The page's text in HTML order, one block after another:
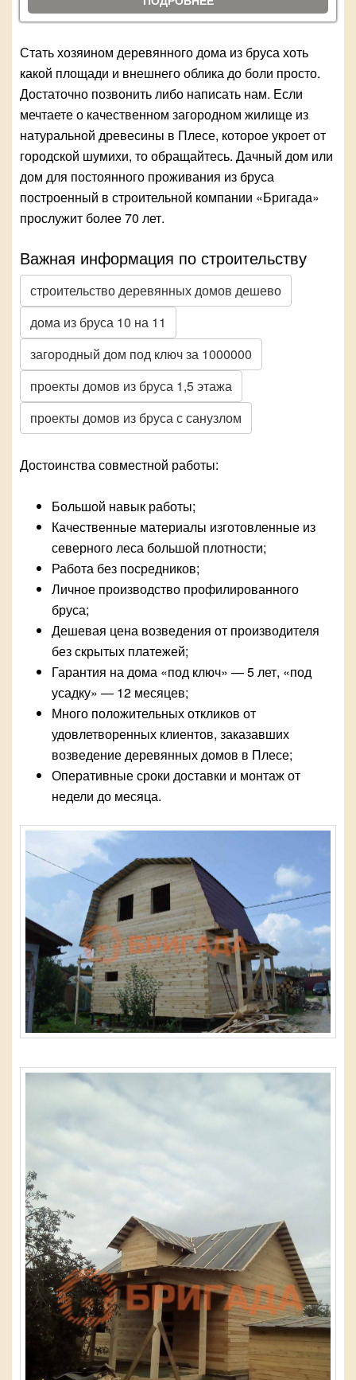
Стать хозяином деревянного дома из бруса хоть
какой площади и внешнего облика до боли просто.
Достаточно позвонить либо написать нам. Если
мечтаете о качественном загородном жилище из
натуральной древесины в Плесе, которое укроет от
городской шумихи, то обращайтесь. Дачный дом или
дом для постоянного проживания из бруса
построенный в строительной компании «Бригада»
прослужит более 70 лет.
Важная информация по строительству
строительство деревянных домов дешево
дома из бруса 10 на 11
загородный дом под ключ за 1000000
проекты домов из бруса 1,5 этажа
проекты домов из бруса с санузлом
Достоинства совместной работы:
Большой навык работы;
Качественные материалы изготовленные из
северного леса большой плотности;
Работа без посредников;
Личное производство профилированного
бруса;
Дешевая цена возведения от производителя
без скрытых платежей;
Гарантия на дома «под ключ» — 5 лет, «под
усадку» — 12 месяцев;
Много положительных откликов от
удовлетворенных клиентов, заказавших
возведение деревянных домов в Плесе;
Оперативные сроки доставки и монтаж от
недели до месяца.